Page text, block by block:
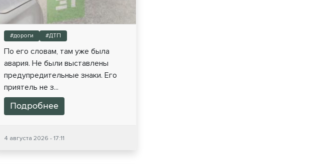
#дороги #ДТП
По его словам, там уже была
авария. Не были выставлены
предупредительные знаки. Его
приятель не з...
Подробнее
4 августа 2026 - 17:11